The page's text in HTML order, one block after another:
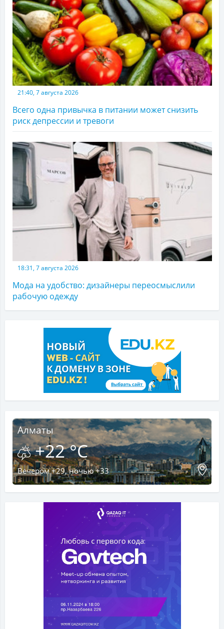
21:40, 7 августа 2026
Всего одна привычка в питании может снизить
риск депрессии и тревоги
18:31, 7 августа 2026
Мода на удобство: дизайнеры переосмыслили
рабочую одежду
Алматы
+22 °C
Вечером +29, ночью +33